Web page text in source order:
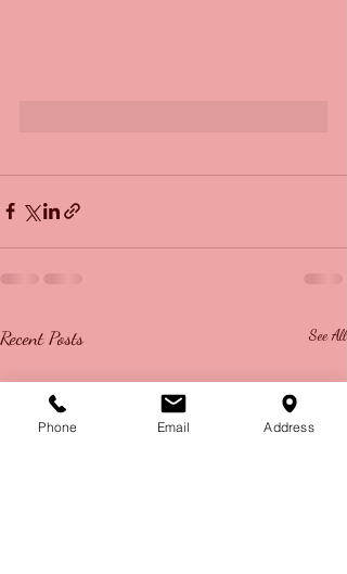
Recent Posts See All
Phone Email Address